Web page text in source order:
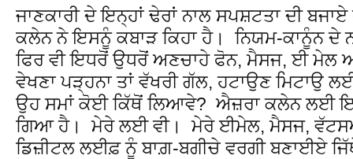
ਜਾਣਕਾਰੀ ਦੇ ਇਨ੍ਹਾਂ ਢੇਰਾਂ ਨਾਲ ਸਪਸ਼ਟਤਾ ਦੀ
ਕਲੇਨ ਨੇ ਇਸਨੂੰ ਕਬਾੜ ਕਿਹਾ ਹੈ। ਨਿਯਮ-ਕਾਨੂੰਨ ਦੇ
ਫਿਰ ਵੀ ਇਧਰੋਂ ਉਧਰੋਂ ਅਣਚਾਹੇ ਫੋਨ, ਮੈਸਜ, ਈ ਮੇਲ
ਵੇਖਣਾ ਪੜ੍ਹਨਾ ਤਾਂ ਵੱਖਰੀ ਗੱਲ, ਹਟਾਉਣ ਮਿਟਾਉ
ਉਹ ਸਮਾਂ ਕੋਈ ਕਿੱਥੋਂ ਲਿਆਵੇ? ਐਜ਼ਰਾ ਕਲੇਨ ਲਈ
ਗਿਆ ਹੈ। ਮੇਰੇ ਲਈ ਵੀ। ਮੇਰੇ ਈਮੇਲ, ਮੈਸਜ,
ਡਿਜ਼ੀਟਲ ਲਈਫ਼ ਨੂੰ ਬਾਗ਼-ਬਗੀਚੇ ਵਰਗੀ ਬਣਾਈਏ